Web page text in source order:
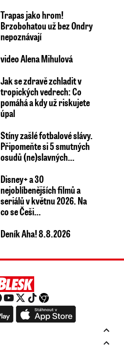
Trapas jako hrom!
Brzobohatou už bez Ondry
nepoznávají
video Alena Mihulová
Jak se zdravě zchladit v
tropických vedrech: Co
pomáhá a kdy už riskujete
úpal
Stíny zašlé fotbalové slávy.
Připomeňte si 5 smutných
osudů (ne)slavných…
Disney+ a 30
nejoblíbenějších filmů a
seriálů v květnu 2026. Na
co se Češi…
Deník Aha! 8.8.2026